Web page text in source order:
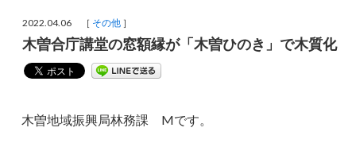
2022.04.06 ［ その他 ］
木曽合庁講堂の窓額縁が「木曽ひのき」で木質化
木曽地域振興局林務課 Mです。